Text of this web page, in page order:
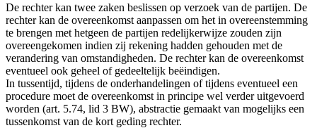
De rechter kan twee zaken beslissen op verzoek van de partijen. De
rechter kan de overeenkomst aanpassen om het in overeenstemming
te brengen met hetgeen de partijen redelijkerwijze zouden zijn
overeengekomen indien zij rekening hadden gehouden met de
verandering van omstandigheden. De rechter kan de overeenkomst
eventueel ook geheel of gedeeltelijk beëindigen.
In tussentijd, tijdens de onderhandelingen of tijdens eventueel een
procedure moet de overeenkomst in principe wel verder uitgevoerd
worden (art. 5.74, lid 3 BW), abstractie gemaakt van mogelijks een
tussenkomst van de kort geding rechter.